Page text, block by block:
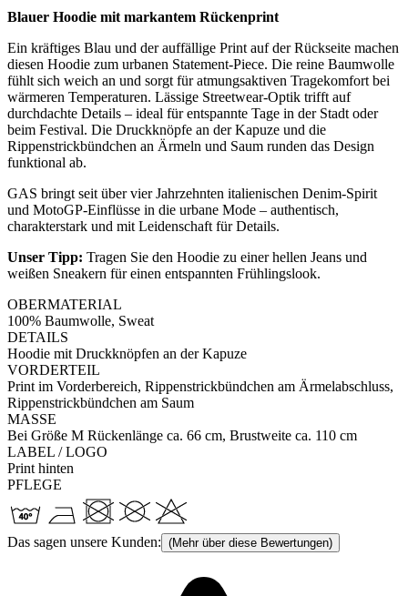
Blauer Hoodie mit markantem Rückenprint
Ein kräftiges Blau und der auffällige Print auf der Rückseite machen
diesen Hoodie zum urbanen Statement-Piece. Die reine Baumwolle
fühlt sich weich an und sorgt für atmungsaktiven Tragekomfort bei
wärmeren Temperaturen. Lässige Streetwear-Optik trifft auf
durchdachte Details – ideal für entspannte Tage in der Stadt oder
beim Festival. Die Druckknöpfe an der Kapuze und die
Rippenstrickbündchen an Ärmeln und Saum runden das Design
funktional ab.
GAS bringt seit über vier Jahrzehnten italienischen Denim-Spirit
und MotoGP-Einflüsse in die urbane Mode – authentisch,
charakterstark und mit Leidenschaft für Details.
Unser Tipp: Tragen Sie den Hoodie zu einer hellen Jeans und
weißen Sneakern für einen entspannten Frühlingslook.
OBERMATERIAL
100% Baumwolle, Sweat
DETAILS
Hoodie mit Druckknöpfen an der Kapuze
VORDERTEIL
Print im Vorderbereich, Rippenstrickbündchen am Ärmelabschluss,
Rippenstrickbündchen am Saum
MASSE
Bei Größe M Rückenlänge ca. 66 cm, Brustweite ca. 110 cm
LABEL / LOGO
Print hinten
PFLEGE
Das sagen unsere Kunden: (Mehr über diese Bewertungen)